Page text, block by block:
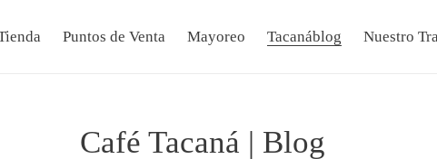
Puntos de Venta Mayoreo Tacanáblog Nuestro
Café Tacaná | Blog